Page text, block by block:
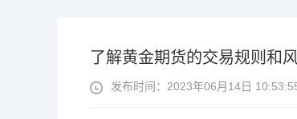
了解黄金期货的交易规则和
发布时间：2023年06月14日